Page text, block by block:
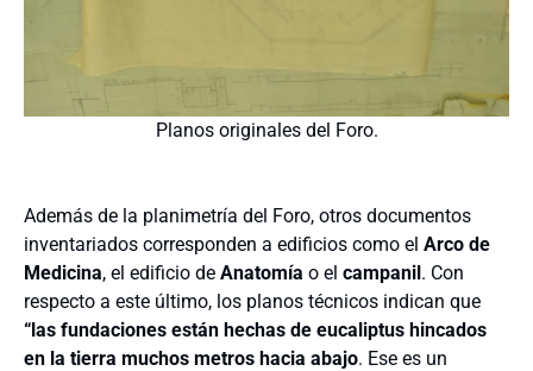
Planos originales del Foro.
Además de la planimetría del Foro, otros documentos
inventariados corresponden a edificios como el Arco de
Medicina, el edificio de Anatomía o el campanil. Con
respecto a este último, los planos técnicos indican que
“las fundaciones están hechas de eucaliptus hincados
en la tierra muchos metros hacia abajo. Ese es un